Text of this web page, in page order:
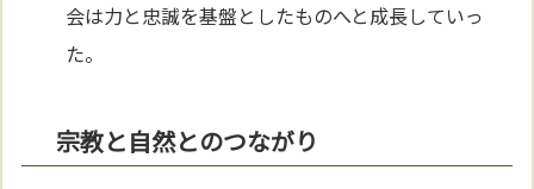
会は力と忠誠を基盤としたものへと成長していっ
た。
宗教と自然とのつながり